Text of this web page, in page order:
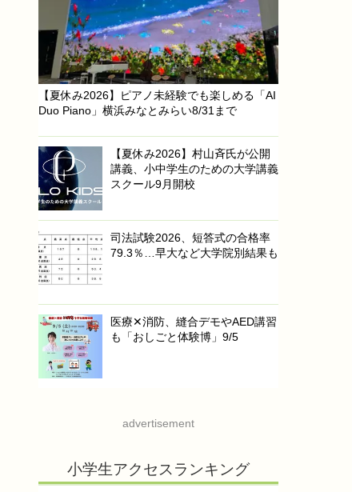
【夏休み2026】ピアノ未経験でも楽しめる「AI
Duo Piano」横浜みなとみらい8/31まで
【夏休み2026】村山斉氏が公開
講義、小中学生のための大学講義
スクール9月開校
司法試験2026、短答式の合格率
79.3％…早大など大学院別結果も
医療✕消防、縫合デモやAED講習
も「おしごと体験博」9/5
advertisement
小学生アクセスランキング